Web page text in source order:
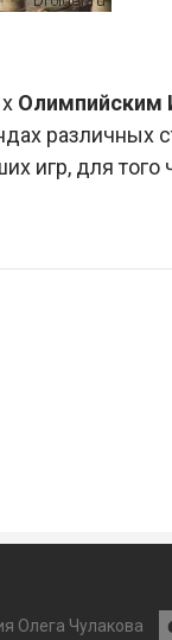
Олимпийским
различных
игр, для
Олега Чулакова